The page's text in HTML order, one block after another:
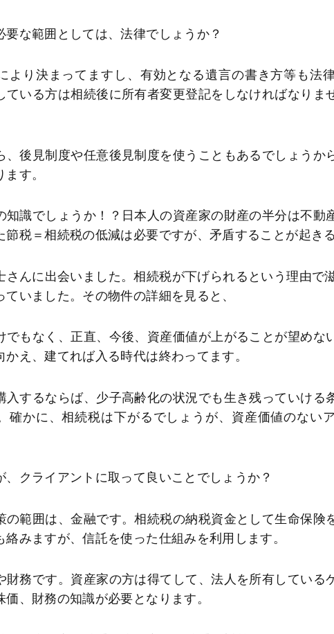
要な範囲としては、法律でしょうか？
より決まってますし、有効となる遺言の書き方等も法
ている方は相続後に所有者変更登記をしなければなりま
、後見制度や任意後見制度を使うこともあるでしょうか
す。
知識でしょうか！？日本人の資産家の財産の半分は不動
節税＝相続税の低減は必要ですが、矛盾することが起き
さんに出会いました。相続税が下げられるという理由で
いました。その物件の詳細を見ると、
でもなく、正直、今後、資産価値が上がることが望めな
え、建てれば入る時代は終わってます。
入するならば、少子高齢化の状況でも生き残っていける
確かに、相続税は下がるでしょうが、資産価値のない
、クライアントに取って良いことでしょうか？
の範囲は、金融です。相続税の納税資金として生命保険
みますが、信託を使った仕組みを利用します。
財務です。資産家の方は得てして、法人を所有している
、財務の知識が必要となります。